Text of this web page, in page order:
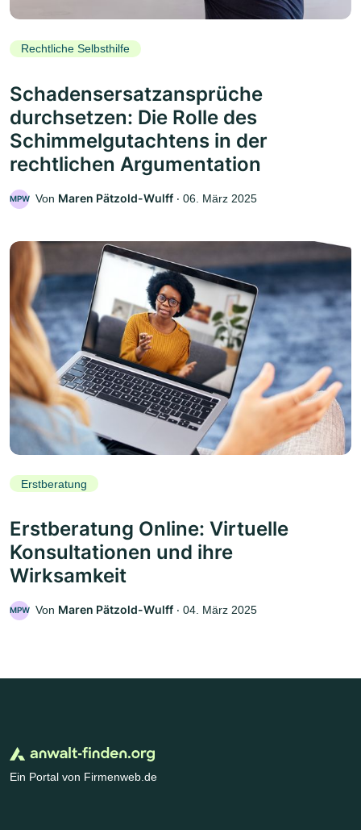
Rechtliche Selbsthilfe
Schadensersatzansprüche
durchsetzen: Die Rolle des
Schimmelgutachtens in der
rechtlichen Argumentation
MPW Von Maren Pätzold-Wulff ‧ 06. März 2025
Erstberatung
Erstberatung Online: Virtuelle
Konsultationen und ihre
Wirksamkeit
MPW Von Maren Pätzold-Wulff ‧ 04. März 2025
Ein Portal von Firmenweb.de